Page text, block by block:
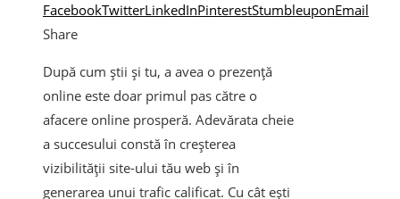
FacebookTwitterLinkedInPinterestStumbleuponEmail
Share
După cum știi și tu, a avea o prezență
online este doar primul pas către o
afacere online prosperă. Adevărata cheie
a succesului constă în creșterea
vizibilității site-ului tău web și în
generarea unui trafic calificat. Cu cât ești